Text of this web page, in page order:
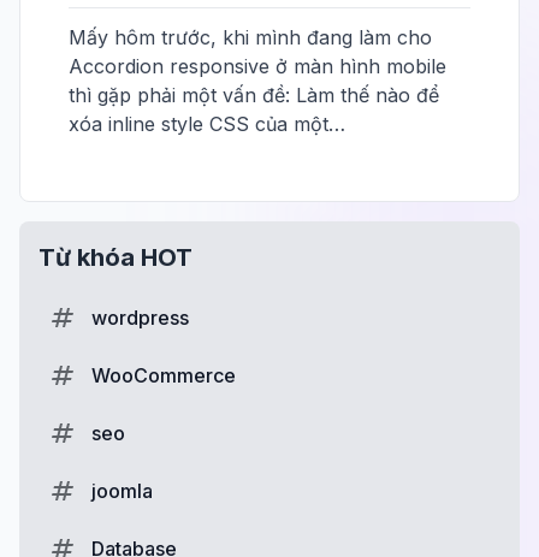
Mấy hôm trước, khi mình đang làm cho
Accordion responsive ở màn hình mobile
thì gặp phải một vấn đề: Làm thế nào để
xóa inline style CSS của một…
Từ khóa HOT
wordpress
WooCommerce
seo
joomla
Database